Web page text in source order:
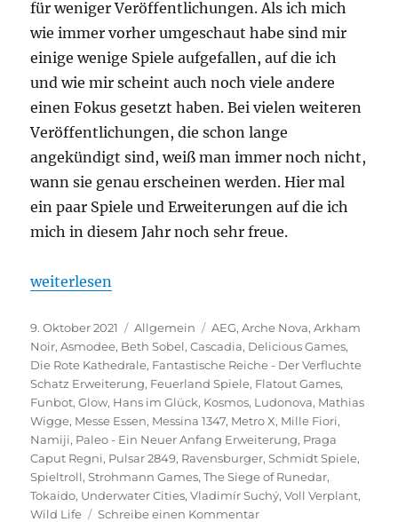
für weniger Veröffentlichungen. Als ich mich
wie immer vorher umgeschaut habe sind mir
einige wenige Spiele aufgefallen, auf die ich
und wie mir scheint auch noch viele andere
einen Fokus gesetzt haben. Bei vielen weiteren
Veröffentlichungen, die schon lange
angekündigt sind, weiß man immer noch nicht,
wann sie genau erscheinen werden. Hier mal
ein paar Spiele und Erweiterungen auf die ich
mich in diesem Jahr noch sehr freue.
„SPIEL’21 – Vorschau auf die Veröffentlichungen“
weiterlesen
Veröffentlicht
am
9. Oktober 2021 Kategorien
Allgemein Schlagwörter
AEG,Arche Nova,Arkham
Noir,Asmodee, Beth Sobel,Cascadia, Delicious Games,
Die Rote Kathedrale, Fantastische Reiche - Der Verfluchte
Schatz Erweiterung, Feuerland Spiele, Flatout Games,
Funbot,Glow, Hans im Glück, Kosmos, Ludonova, Mathias
Wigge, Messe Essen, Messina 1347, Metro X, Mille Fiori,
Namiji, Paleo - Ein Neuer Anfang Erweiterung, Praga
Caput Regni, Pulsar 2849, Ravensburger,Schmidt Spiele,
Spieltroll,Strohmann Games,The Siege of Runedar,
Tokaido, Underwater Cities,Vladimír Suchý,Voll Verplant,
Wild Life
Schreibe einen Kommentarzu